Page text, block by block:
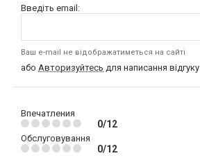
Введіть email:
Ваш e-mail не відображатиметься на сайті
або Авторизуйтесь для написання відгуку
Впечатления
0/12
Обслуговування
0/12